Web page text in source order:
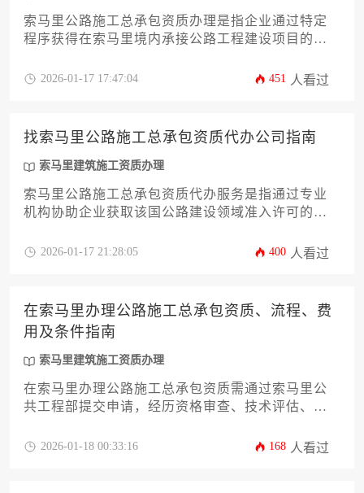
索马里公路施工总承包资质办理是指企业通过特定
程序获得在索马里境内承接公路工程建设项目的法
杂流程的专业服务机构。对于计划进入索马里基建
2026-01-17 17:47:04 451 人看过
找索马里公路施工总承包资质代办公司指南
索马里建筑施工资质办理
索马里公路施工总承包资质代办服务是指通过专业
机构协助企业获取该国公路建设领域准入许可的综
险、缩短审批周期，并针对当地特殊的法律环境和
考察其对当地酋长部落关系协调能力、临时政府法
规解读深度以及过往项目案例真实性，这是决定资
质申请成败的关键因素。
2026-01-17 21:28:05 400 人看过
在索马里办理公路施工总承包资质、流程、费
用及条件指南
索马里建筑施工资质办理
在索马里办理公路施工总承包资质需通过索马里公
共工程部提交申请，经历资格审查、技术评估、财
员配备、施工设备及过往业绩等硬性条件，整体费
2026-01-18 00:33:16 168 人看过